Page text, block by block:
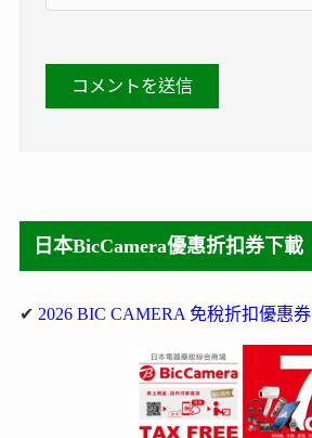
日本BicCamera優惠折扣券下載
✔ 2026 BIC CAMERA 免稅折扣優惠券